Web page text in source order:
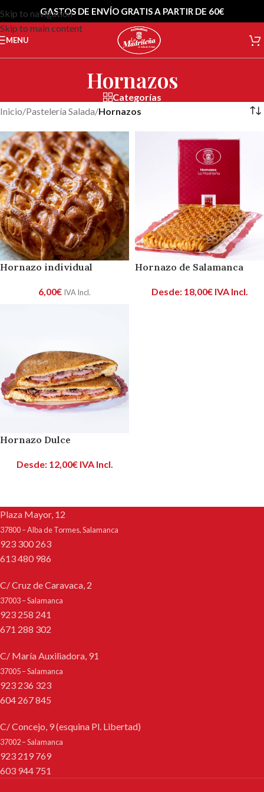
Skip to navigation
Skip to main content
GASTOS DE ENVÍO GRATIS A PARTIR DE 60€
MENU
Hornazos
Categorías
Inicio/Pastelería Salada/Hornazos
Hornazo individual
6,00€ IVA Incl.
Hornazo de Salamanca
Desde: 18,00€IVA Incl.
Hornazo Dulce
Desde: 12,00€IVA Incl.
Plaza Mayor, 12
37800 – Alba de Tormes, Salamanca
923 300 263
613 480 986
C/ Cruz de Caravaca, 2
37003 – Salamanca
923 258 241
671 288 302
C/ María Auxiliadora, 91
37005 – Salamanca
923 236 323
604 267 845
C/ Concejo, 9 (esquina Pl. Libertad)
37002 – Salamanca
923 219 769
603 944 751